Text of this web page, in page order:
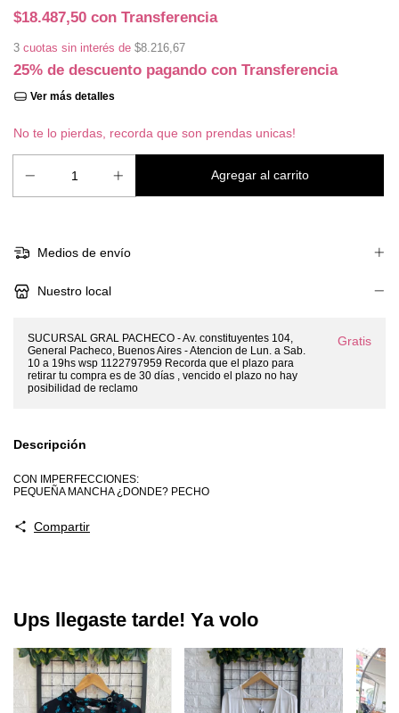
$18.487,50 con Transferencia
3 cuotas sin interés de $8.216,67
25% de descuento pagando con Transferencia
Ver más detalles
No te lo pierdas, recorda que son prendas unicas!
Medios de envío
Nuestro local
SUCURSAL GRAL PACHECO - Av. constituyentes 104,
General Pacheco, Buenos Aires - Atencion de Lun. a Sab.
10 a 19hs wsp 1122797959 Recorda que el plazo para
retirar tu compra es de 30 días , vencido el plazo no hay
posibilidad de reclamo
Gratis
Descripción
CON IMPERFECCIONES:
PEQUEÑA MANCHA ¿DONDE? PECHO
Compartir
Ups llegaste tarde! Ya volo